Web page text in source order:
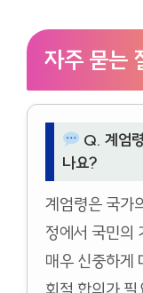
자주 묻는
Q. 계엄
나요?
계엄령은 국가
정에서 국민의
매우 신중하게